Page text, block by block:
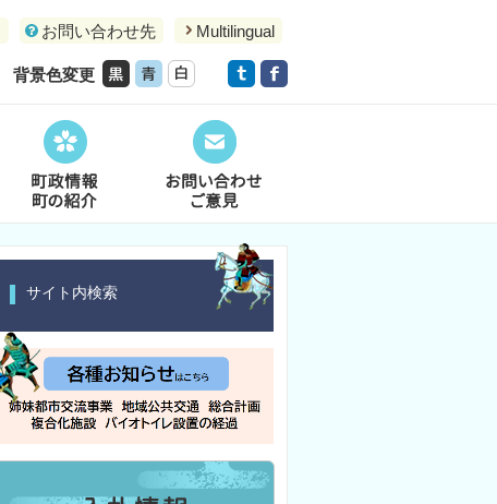
お問い合わせ先 Multilingual
背景色変更
サイト内検索